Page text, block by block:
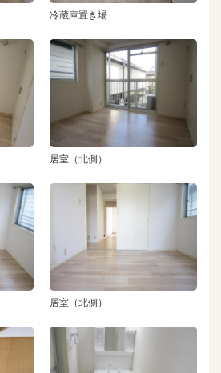
冷蔵庫置き場
居室（北側）
居室（北側）